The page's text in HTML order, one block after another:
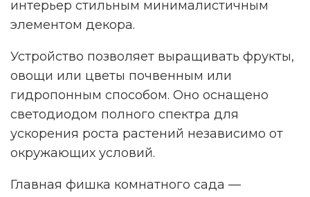
интерьер стильным минималистичным
элементом декора.
Устройство позволяет выращивать фрукты,
овощи или цветы почвенным или
гидропонным способом. Оно оснащено
светодиодом полного спектра для
ускорения роста растений независимо от
окружающих условий.
Главная фишка комнатного сада —